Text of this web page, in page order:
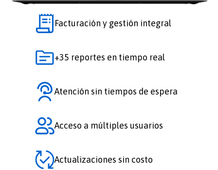
Facturación y gestión integral
+35 reportes en tiempo real
Atención sin tiempos de espera
Acceso a múltiples usuarios
Actualizaciones sin costo